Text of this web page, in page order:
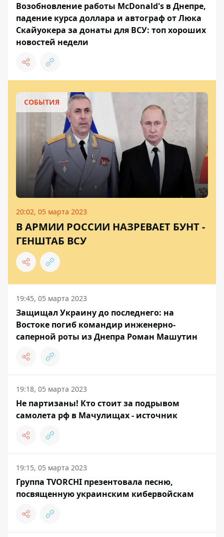
Возобновление работы McDonald's в Днепре,
падение курса доллара и автограф от Люка
Скайуокера за донаты для ВСУ: топ хороших
новостей недели
СОБЫТИЯ
20:02, 05 марта 2023
В АРМИИ РОССИИ НАЗРЕВАЕТ БУНТ -
ГЕНШТАБ ВСУ
19:45, 05 марта 2023
Защищал Украину до последнего: на
Востоке погиб командир инженерно-
саперной роты из Днепра Роман Машутин
19:18, 05 марта 2023
Не партизаны! Кто стоит за подрывом
самолета рф в Мачулищах - источник
19:15, 05 марта 2023
Группа TVORCHI презентовала песню,
посвященную украинским кибервойскам